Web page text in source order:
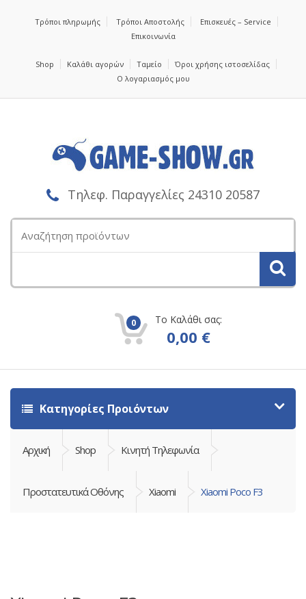
Τρόποι πληρωμής Τρόποι Αποστολής
Επισκευές – Service
Επικοινωνία
Shop Καλάθι αγορών Ταμείο
Όροι χρήσης ιστοσελίδας
Ο λογαριασμός μου
Τηλεφ. Παραγγελίες 24310 20587
για:
0 Το Καλάθι σας:
0,00 €
Κατηγορίες Προιόντων
Αρχική Shop Κινητή Τηλεφωνία
Προστατευτικά Οθόνης Xiaomi Xiaomi Poco F3